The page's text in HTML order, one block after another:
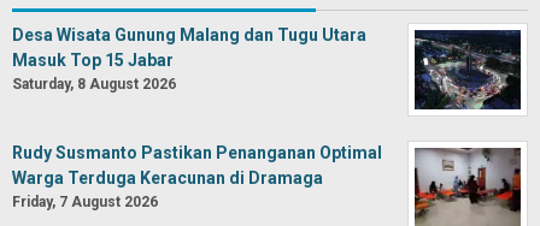
Desa Wisata Gunung Malang dan Tugu Utara
Masuk Top 15 Jabar
Saturday, 8 August 2026
Rudy Susmanto Pastikan Penanganan Optimal
Warga Terduga Keracunan di Dramaga
Friday, 7 August 2026